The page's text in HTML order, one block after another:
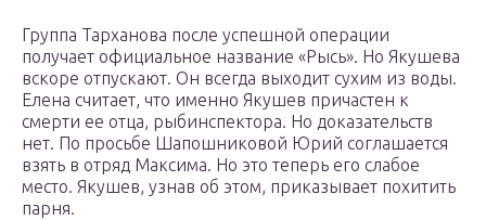
Группа Тарханова после успешной операции
получает официальное название «Рысь». Но Якушева
вскоре отпускают. Он всегда выходит сухим из воды.
Елена считает, что именно Якушев причастен к
смерти ее отца, рыбинспектора. Но доказательств
нет. По просьбе Шапошниковой Юрий соглашается
взять в отряд Максима. Но это теперь его слабое
место. Якушев, узнав об этом, приказывает похитить
парня.